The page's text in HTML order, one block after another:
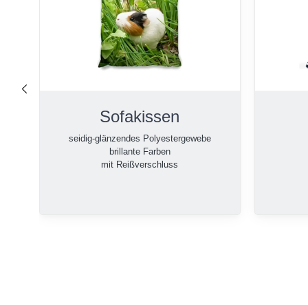
Sofakissen
seidig-glänzendes Polyestergewebe
brillante Farben
mit Reißverschluss